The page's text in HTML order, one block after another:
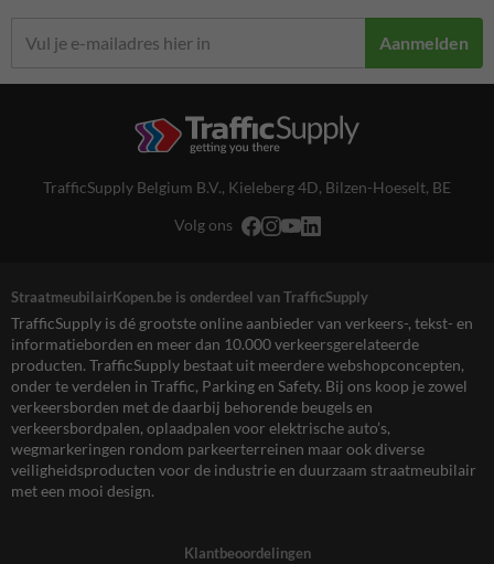
Aanmelden
TrafficSupply Belgium B.V., Kieleberg 4D, Bilzen-Hoeselt, BE
Volg ons
StraatmeubilairKopen.be is onderdeel van TrafficSupply
TrafficSupply is dé grootste online aanbieder van verkeers-, tekst- en
informatieborden en meer dan 10.000 verkeersgerelateerde
producten. TrafficSupply bestaat uit meerdere webshopconcepten,
onder te verdelen in Traffic, Parking en Safety. Bij ons koop je zowel
verkeersborden met de daarbij behorende beugels en
verkeersbordpalen, oplaadpalen voor elektrische auto’s,
wegmarkeringen rondom parkeerterreinen maar ook diverse
veiligheidsproducten voor de industrie en duurzaam straatmeubilair
met een mooi design.
Klantbeoordelingen